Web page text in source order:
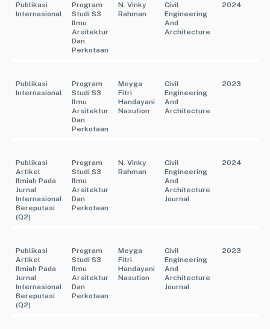
Publikasi
Internasional
Program
Studi S3
Ilmu
Arsitektur
Dan
Perkotaan
N. Vinky
Rahman
Civil
Engineering
And
Architecture
2024
Publikasi
Internasional
Program
Studi S3
Ilmu
Arsitektur
Dan
Perkotaan
Meyga
Fitri
Handayani
Nasution
Civil
Engineering
And
Architecture
2023
Publikasi
Artikel
Ilmiah Pada
Jurnal
Internasional
Bereputasi
(Q2)
Program
Studi S3
Ilmu
Arsitektur
Dan
Perkotaan
N. Vinky
Rahman
Civil
Engineering
And
Architecture
Journal
2024
Publikasi
Artikel
Ilmiah Pada
Jurnal
Internasional
Bereputasi
(Q2)
Program
Studi S3
Ilmu
Arsitektur
Dan
Perkotaan
Meyga
Fitri
Handayani
Nasution
Civil
Engineering
And
Architecture
Journal
2023